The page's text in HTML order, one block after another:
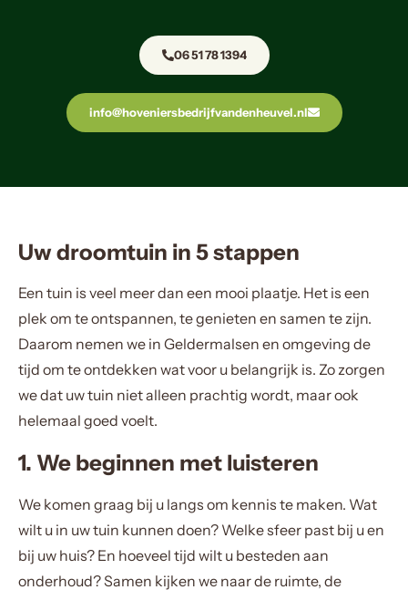
06 51 78 1394
info@hoveniersbedrijfvandenheuvel.nl
Uw droomtuin in 5 stappen
Een tuin is veel meer dan een mooi plaatje. Het is een
plek om te ontspannen, te genieten en samen te zijn.
Daarom nemen we in Geldermalsen en omgeving de
tijd om te ontdekken wat voor u belangrijk is. Zo zorgen
we dat uw tuin niet alleen prachtig wordt, maar ook
helemaal goed voelt.
1. We beginnen met luisteren
We komen graag bij u langs om kennis te maken. Wat
wilt u in uw tuin kunnen doen? Welke sfeer past bij u en
bij uw huis? En hoeveel tijd wilt u besteden aan
onderhoud? Samen kijken we naar de ruimte, de